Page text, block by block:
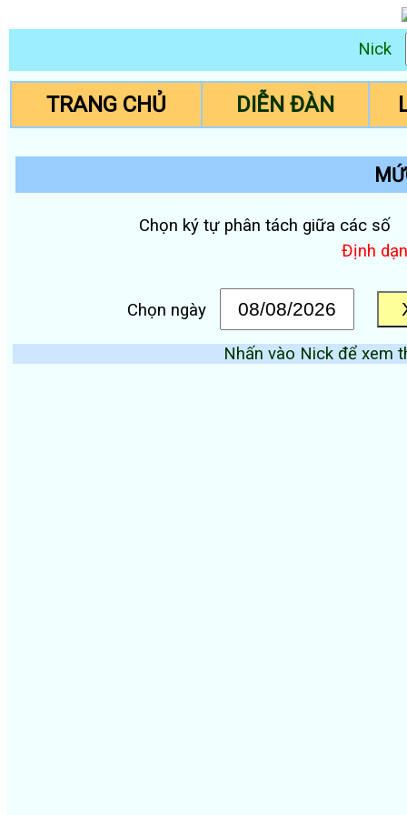
Nick
TRANG CHỦ DIỄN ĐÀN
Chọn ký tự phân tách giữa các số
Định
Chọn ngày
Nhấn vào Nick để xem